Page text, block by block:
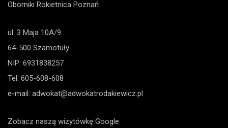
Oborniki Rokietnica Poznań
ul. 3 Maja 10A/9
64-500 Szamotuły
NIP: 6931838257
Tel. 605-608-608
e-mail: adwokat@adwokatrodakiewicz.pl
Zobacz naszą wizytówkę Google